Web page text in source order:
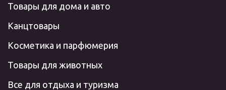
Товары для дома и авто
Канцтовары
Косметика и парфюмерия
Товары для животных
Все для отдыха и туризма